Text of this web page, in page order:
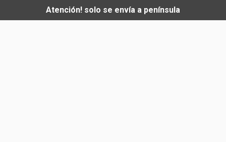
Atención! solo se envía a península